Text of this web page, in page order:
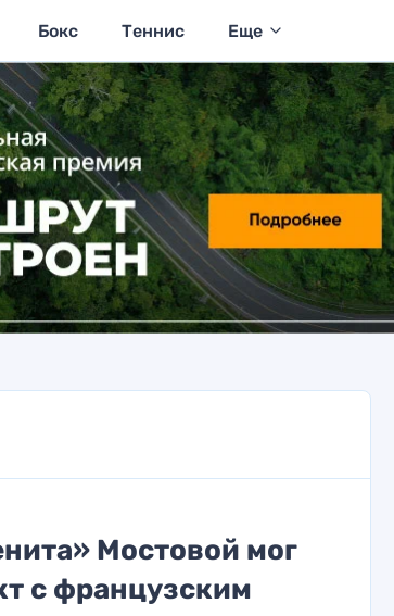
Бокс Теннис Еще
Мостовой мог
с французским